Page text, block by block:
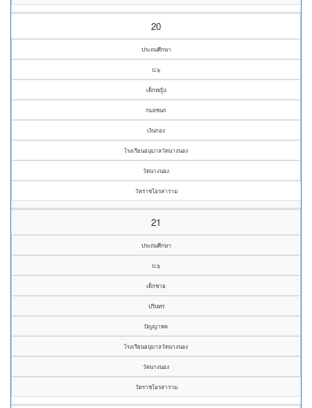
20
ประถมศึกษา
ป.๖
เด็กหญิง
กมลชนก
เงินกอง
โรงเรียนอนุบาลวัดนางนอง
วัดนางนอง
วัดราชโอรสาราม
21
ประถมศึกษา
ป.๖
เด็กชาย
ปรินทร
ปัญญาพล
โรงเรียนอนุบาลวัดนางนอง
วัดนางนอง
วัดราชโอรสาราม